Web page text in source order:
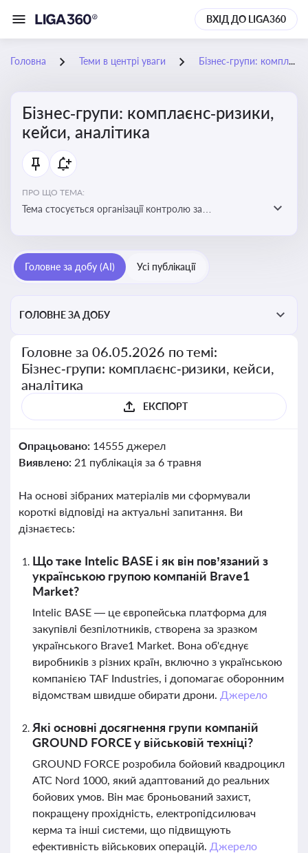
ВХІД ДО LIGA360
Головна Теми в центрі уваги Бізнес‑групи: комплаєнс‑ризики, кейси, аналітика
Бізнес‑групи: комплаєнс‑ризики,
кейси, аналітика
ПРО ЩО ТЕМА:
Тема стосується організації контролю за
Головне за добу (AI) Усі публікації
ГОЛОВНЕ ЗА ДОБУ
Головне за 06.05.2026 по темі:
Бізнес‑групи: комплаєнс‑ризики, кейси,
аналітика
ЕКСПОРТ
Опрацьовано: 14555 джерел
Виявлено: 21 публікація за 6 травня
На основі зібраних матеріалів ми сформували
короткі відповіді на актуальні запитання. Ви
дізнаєтесь:
Що таке Intelic BASE і як він пов’язаний з
українською групою компаній Brave1
Market?
Intelic BASE — це європейська платформа для
закупівлі безпілотників, створена за зразком
українського Brave1 Market. Вона об'єднує
виробників з різних країн, включно з українською
компанією TAF Industries, і допомагає оборонним
відомствам швидше обирати дрони. Джерело
Які основні досягнення групи компаній
GROUND FORCE у військовій техніці?
GROUND FORCE розробила бойовий квадроцикл
ATC Nord 1000, який адаптований до реальних
бойових умов. Він має броньований захист,
покращену прохідність, електропідсилювач
керма та інші системи, що підвищують
ефективність військових операцій. Джерело